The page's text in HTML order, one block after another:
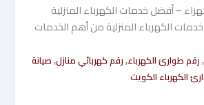
– أفضل خدمات الكهرباء المنزلية
الكهرباء المنزلية من أهم الخدمات
,رقم طوارئ الكهرباء,رقم كهربائي منازل,صيانة
الكهرباء الكويت